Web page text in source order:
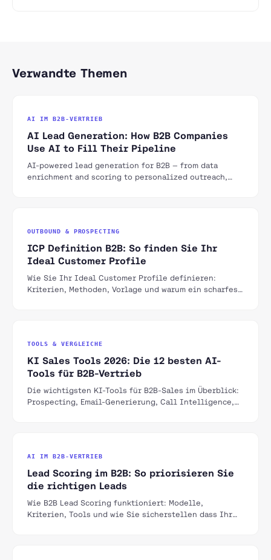
Verwandte Themen
AI IM B2B-VERTRIEB
AI Lead Generation: How B2B Companies
Use AI to Fill Their Pipeline
AI-powered lead generation for B2B — from data
enrichment and scoring to personalized outreach,
OUTBOUND & PROSPECTING
ICP Definition B2B: So finden Sie Ihr
Ideal Customer Profile
Wie Sie Ihr Ideal Customer Profile definieren:
Kriterien, Methoden, Vorlage und warum ein scharfes
TOOLS & VERGLEICHE
KI Sales Tools 2026: Die 12 besten AI-
Tools für B2B-Vertrieb
Die wichtigsten KI-Tools für B2B-Sales im Überblick:
Prospecting, Email-Generierung, Call Intelligence,
AI IM B2B-VERTRIEB
Lead Scoring im B2B: So priorisieren Sie
die richtigen Leads
Wie B2B Lead Scoring funktioniert: Modelle,
Kriterien, Tools und wie Sie sicherstellen dass Ihr